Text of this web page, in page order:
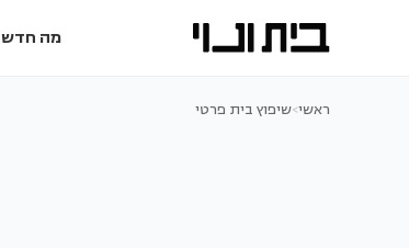
מה חדש
ראשי>שיפוץ בית פרטי